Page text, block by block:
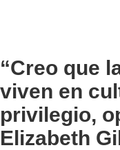
“Creo que
viven en
privilegio,
Elizabeth